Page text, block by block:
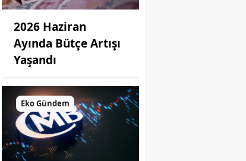
2026 Haziran
Ayında Bütçe Artışı
Yaşandı
Eko Gündem